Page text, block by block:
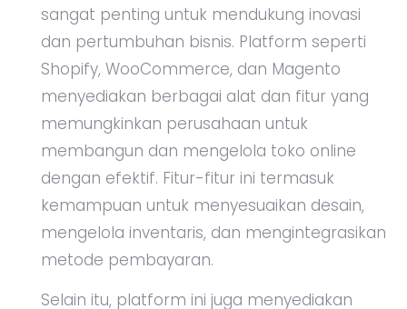
sangat penting untuk mendukung inovasi
dan pertumbuhan bisnis. Platform seperti
Shopify, WooCommerce, dan Magento
menyediakan berbagai alat dan fitur yang
memungkinkan perusahaan untuk
membangun dan mengelola toko online
dengan efektif. Fitur-fitur ini termasuk
kemampuan untuk menyesuaikan desain,
mengelola inventaris, dan mengintegrasikan
metode pembayaran.
Selain itu, platform ini juga menyediakan